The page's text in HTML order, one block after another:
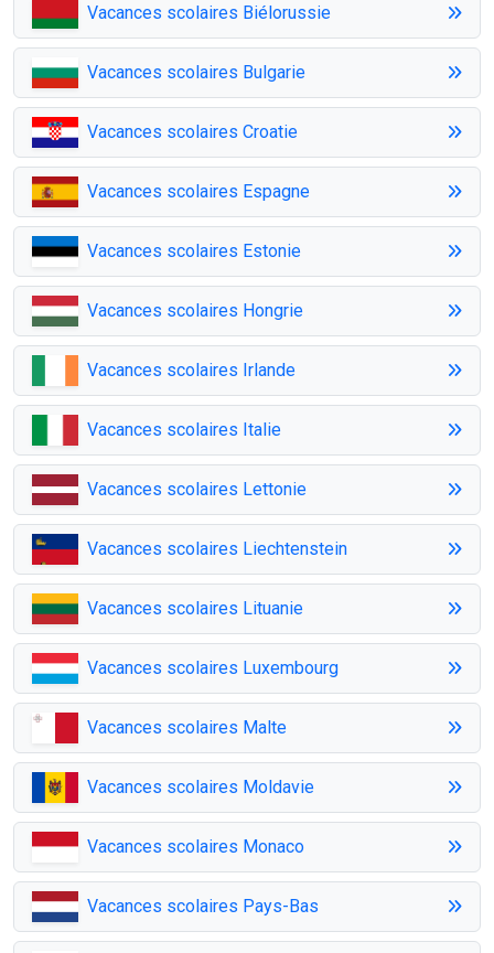
Vacances scolaires Biélorussie
Vacances scolaires Bulgarie
Vacances scolaires Croatie
Vacances scolaires Espagne
Vacances scolaires Estonie
Vacances scolaires Hongrie
Vacances scolaires Irlande
Vacances scolaires Italie
Vacances scolaires Lettonie
Vacances scolaires Liechtenstein
Vacances scolaires Lituanie
Vacances scolaires Luxembourg
Vacances scolaires Malte
Vacances scolaires Moldavie
Vacances scolaires Monaco
Vacances scolaires Pays-Bas